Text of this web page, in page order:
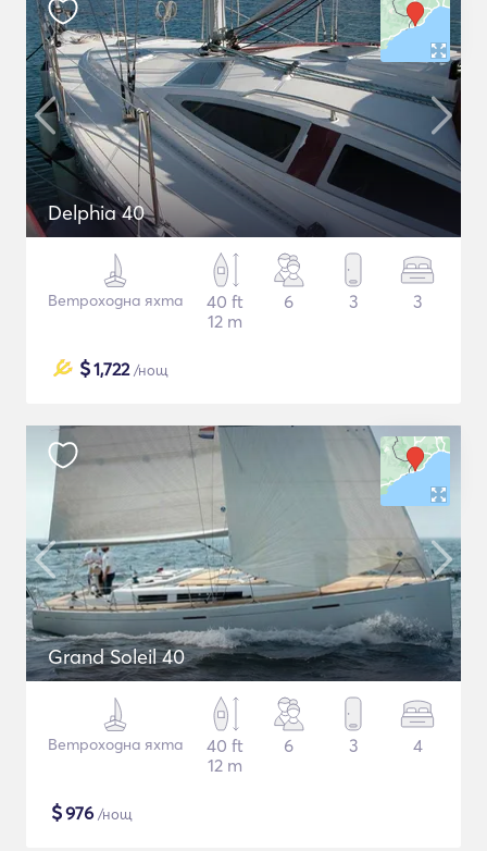
Delphia 40
Ветроходна яхта
40 ft
12 m
6 3 3
$1,722/нощ
Grand Soleil 40
Ветроходна яхта
40 ft
12 m
6 3 4
$976 /нощ